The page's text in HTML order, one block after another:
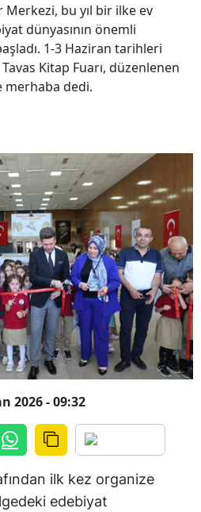
Merkezi, bu yıl bir ilke ev
dünyasının önemli
1-3 Haziran tarihleri
Kitap Fuarı, düzenlenen
merhaba dedi.
2026 - 09:32
ilk kez organize
edebiyat